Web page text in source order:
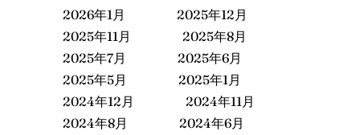
2026年1月
2025年12月
2025年11月
2025年8月
2025年7月
2025年6月
2025年5月
2025年1月
2024年12月
2024年11月
2024年8月
2024年6月